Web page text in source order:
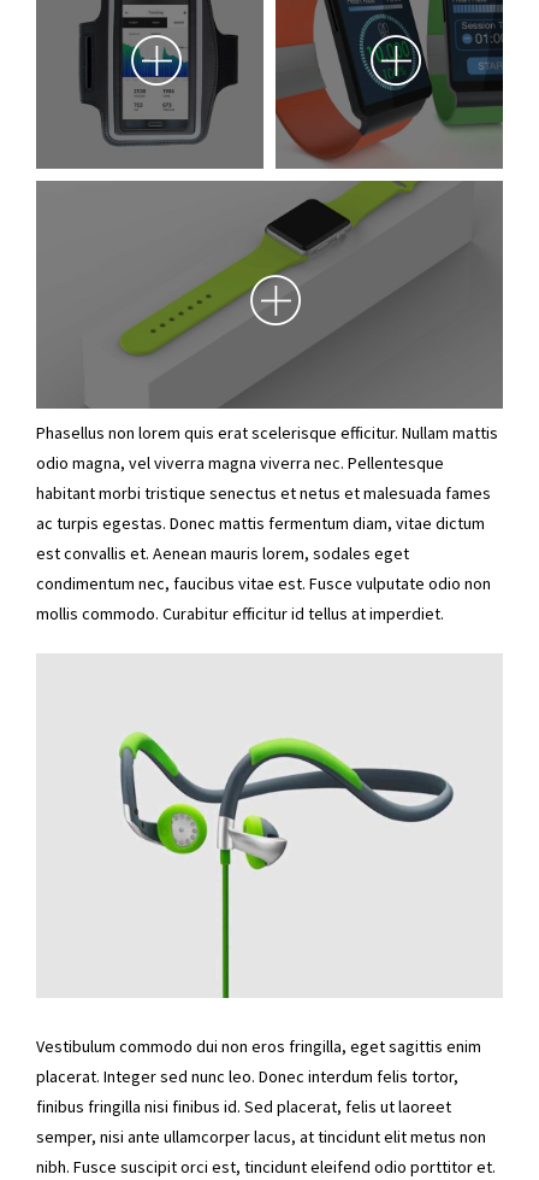
Phasellus non lorem quis erat scelerisque efficitur. Nullam mattis
odio magna, vel viverra magna viverra nec. Pellentesque
habitant morbi tristique senectus et netus et malesuada fames
ac turpis egestas. Donec mattis fermentum diam, vitae dictum
est convallis et. Aenean mauris lorem, sodales eget
condimentum nec, faucibus vitae est. Fusce vulputate odio non
mollis commodo. Curabitur efficitur id tellus at imperdiet.
Vestibulum commodo dui non eros fringilla, eget sagittis enim
placerat. Integer sed nunc leo. Donec interdum felis tortor,
finibus fringilla nisi finibus id. Sed placerat, felis ut laoreet
semper, nisi ante ullamcorper lacus, at tincidunt elit metus non
nibh. Fusce suscipit orci est, tincidunt eleifend odio porttitor et.